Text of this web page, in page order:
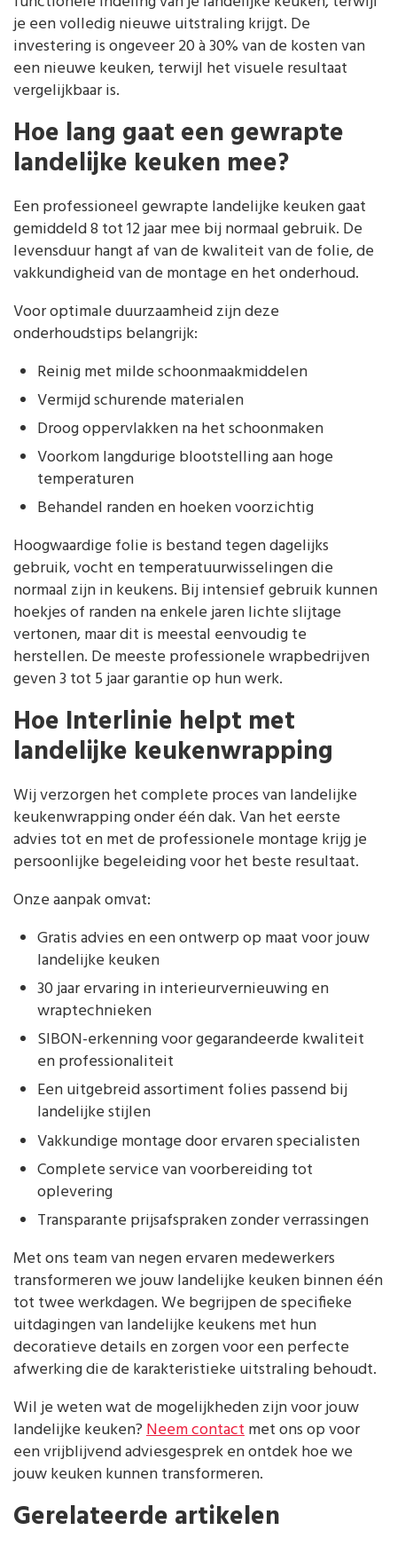
je een volledig nieuwe uitstraling krijgt. De
investering is ongeveer 20 à 30% van de kosten van
een nieuwe keuken, terwijl het visuele resultaat
vergelijkbaar is.
Hoe lang gaat een gewrapte
landelijke keuken mee?
Een professioneel gewrapte landelijke keuken gaat
gemiddeld 8 tot 12 jaar mee bij normaal gebruik. De
levensduur hangt af van de kwaliteit van de folie, de
vakkundigheid van de montage en het onderhoud.
Voor optimale duurzaamheid zijn deze
onderhoudstips belangrijk:
Reinig met milde schoonmaakmiddelen
Vermijd schurende materialen
Droog oppervlakken na het schoonmaken
Voorkom langdurige blootstelling aan hoge
temperaturen
Behandel randen en hoeken voorzichtig
Hoogwaardige folie is bestand tegen dagelijks
gebruik, vocht en temperatuurwisselingen die
normaal zijn in keukens. Bij intensief gebruik kunnen
hoekjes of randen na enkele jaren lichte slijtage
vertonen, maar dit is meestal eenvoudig te
herstellen. De meeste professionele wrapbedrijven
geven 3 tot 5 jaar garantie op hun werk.
Hoe Interlinie helpt met
landelijke keukenwrapping
Wij verzorgen het complete proces van landelijke
keukenwrapping onder één dak. Van het eerste
advies tot en met de professionele montage krijg je
persoonlijke begeleiding voor het beste resultaat.
Onze aanpak omvat:
Gratis advies en een ontwerp op maat voor jouw
landelijke keuken
30 jaar ervaring in interieurvernieuwing en
wraptechnieken
SIBON-erkenning voor gegarandeerde kwaliteit
en professionaliteit
Een uitgebreid assortiment folies passend bij
landelijke stijlen
Vakkundige montage door ervaren specialisten
Complete service van voorbereiding tot
oplevering
Transparante prijsafspraken zonder verrassingen
Met ons team van negen ervaren medewerkers
transformeren we jouw landelijke keuken binnen één
tot twee werkdagen. We begrijpen de specifieke
uitdagingen van landelijke keukens met hun
decoratieve details en zorgen voor een perfecte
afwerking die de karakteristieke uitstraling behoudt.
Wil je weten wat de mogelijkheden zijn voor jouw
landelijke keuken?Neem contactmet ons op voor
een vrijblijvend adviesgesprek en ontdek hoe we
jouw keuken kunnen transformeren.
Gerelateerde artikelen